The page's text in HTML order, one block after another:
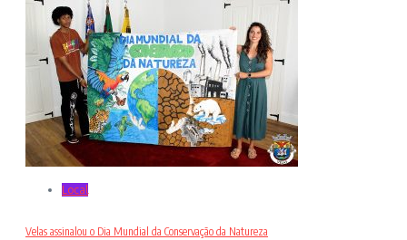
Local
Velas assinalou o Dia Mundial da Conservação da Natureza